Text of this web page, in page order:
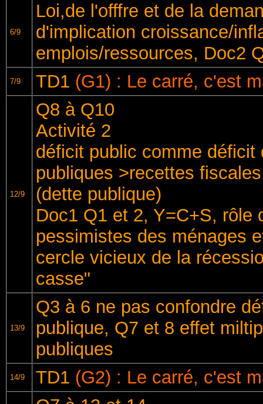
6/9
Loi,de l'offfre et de la
d'implication croissance/
emplois/ressources, Doc2
7/9 TD1 (G1) : Le carré, c'est
12/9
Q8 à Q10
Activité 2
déficit public comme déficit
publiques >recettes
(dette publique)
Doc1 Q1 et 2, Y=C+S, rôle
pessimistes des ménages
cercle vicieux de la
casse"
13/9
Q3 à 6 ne pas confondre
publique, Q7 et 8 effet
publiques
14/9 TD1 (G2) : Le carré, c'est